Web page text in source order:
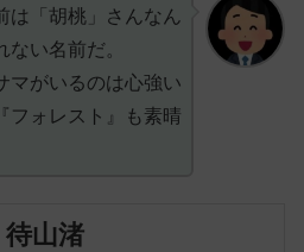
は「胡桃」さんなん
い名前だ。
マがいるのは心強い
フォレスト』も素晴
山渚